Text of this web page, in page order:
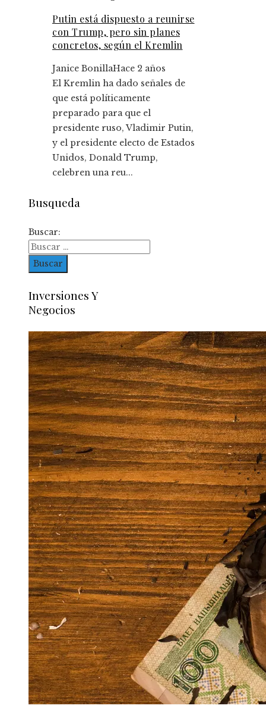
Putin está dispuesto a reunirse
con Trump, pero sin planes
concretos, según el Kremlin
Janice BonillaHace 2 años
El Kremlin ha dado señales de
que está políticamente
preparado para que el
presidente ruso, Vladimir Putin,
y el presidente electo de Estados
Unidos, Donald Trump,
celebren una reu...
Busqueda
Buscar:
Inversiones Y
Negocios